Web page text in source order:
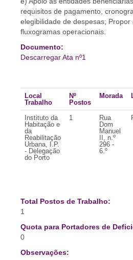
requisitos de pagamento,
elegibilidade de despesas;
fluxogramas operacionais.
Documento:
Descarregar Ata nº1
Local
Trabalho
Nº
Postos
Morada
Instituto da
Habitação e
da
Reabilitação
Urbana, I.P.
- Delegação
do Porto
1
Rua
Dom
Manuel
II, n.º
296 -
6.º
Total Postos de Trabalho:
1
Quota para Portadores de
0
Observações: